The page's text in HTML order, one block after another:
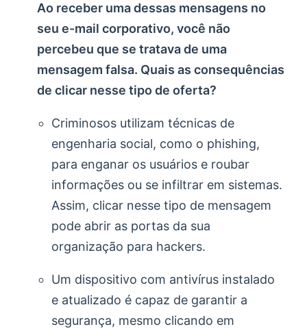
Ao receber uma dessas mensagens no
seu e-mail corporativo, você não
percebeu que se tratava de uma
mensagem falsa. Quais as consequências
de clicar nesse tipo de oferta?
Criminosos utilizam técnicas de
engenharia social, como o phishing,
para enganar os usuários e roubar
informações ou se infiltrar em sistemas.
Assim, clicar nesse tipo de mensagem
pode abrir as portas da sua
organização para hackers.
Um dispositivo com antivírus instalado
e atualizado é capaz de garantir a
segurança, mesmo clicando em